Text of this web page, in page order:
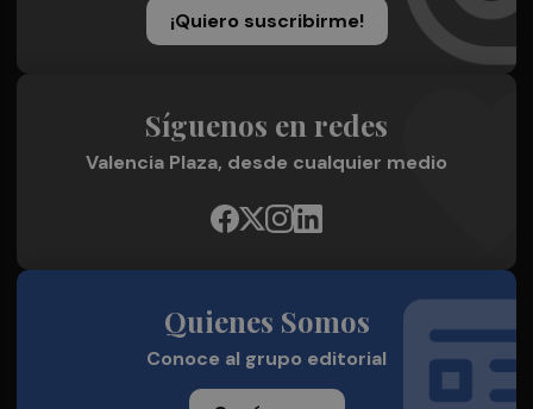
¡Quiero suscribirme!
Síguenos en redes
Valencia Plaza, desde cualquier medio
Quienes Somos
Conoce al grupo editorial